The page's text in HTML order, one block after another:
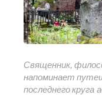
Священник,
напоминает
последнего